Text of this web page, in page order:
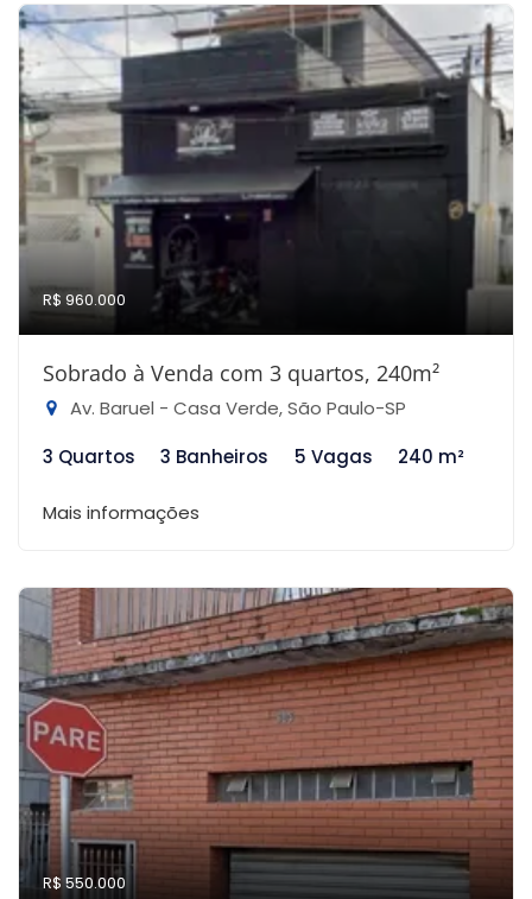
R$ 960.000
Sobrado à Venda com 3 quartos, 240m²
Av. Baruel - Casa Verde, São Paulo-SP
3 Quartos
3 Banheiros 5 Vagas 240 m²
Mais informações
R$ 550.000